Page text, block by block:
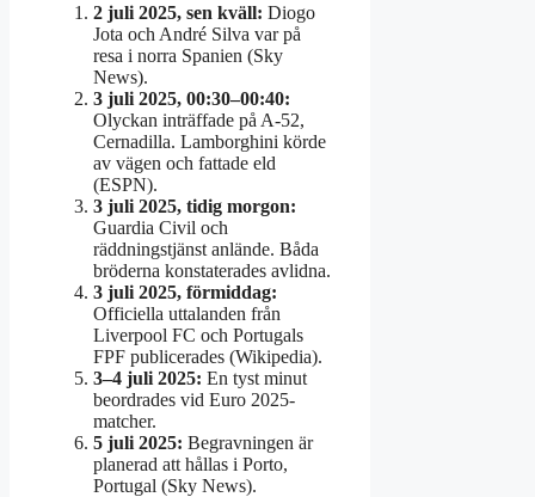
2 juli 2025, sen kväll: Diogo
Jota och André Silva var på
resa i norra Spanien (Sky
News).
3 juli 2025, 00:30–00:40:
Olyckan inträffade på A-52,
Cernadilla. Lamborghini körde
av vägen och fattade eld
(ESPN).
3 juli 2025, tidig morgon:
Guardia Civil och
räddningstjänst anlände. Båda
bröderna konstaterades avlidna.
3 juli 2025, förmiddag:
Officiella uttalanden från
Liverpool FC och Portugals
FPF publicerades (Wikipedia).
3–4 juli 2025: En tyst minut
beordrades vid Euro 2025-
matcher.
5 juli 2025: Begravningen är
planerad att hållas i Porto,
Portugal (Sky News).